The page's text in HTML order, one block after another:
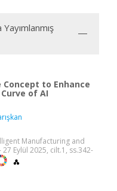
to Enhance
of AI
Manufacturing and
Eylül 2025, cilt.1, ss.342-